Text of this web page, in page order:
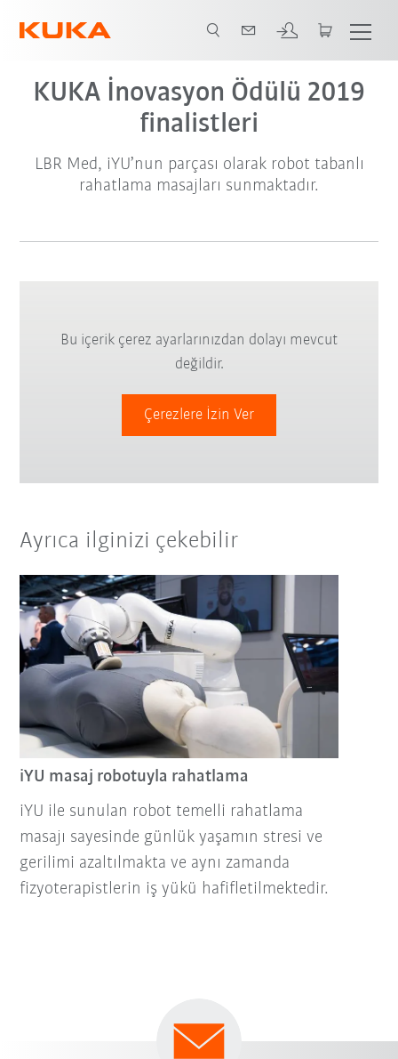
KUKA İnovasyon Ödülü 2019
finalistleri
LBR Med, iYU’nun parçası olarak robot tabanlı
rahatlama masajları sunmaktadır.
Bu içerik çerez ayarlarınızdan dolayı mevcut
değildir.
Çerezlere İzin Ver
Ayrıca ilginizi çekebilir
iYU masaj robotuyla rahatlama
iYU ile sunulan robot temelli rahatlama
masajı sayesinde günlük yaşamın stresi ve
gerilimi azaltılmakta ve aynı zamanda
fizyoterapistlerin iş yükü hafifletilmektedir.